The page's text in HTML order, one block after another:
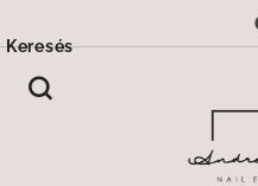
Keresés